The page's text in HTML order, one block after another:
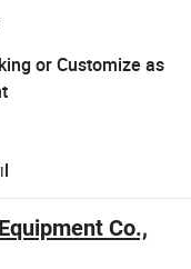
or Customize as
Co.,